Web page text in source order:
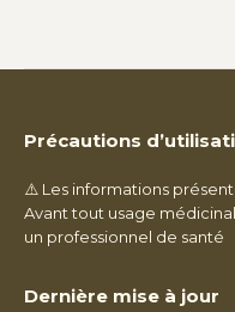
Précautions
⚠️ Les informations
Avant tout usage
un professionnel de santé
Dernière mise à jour